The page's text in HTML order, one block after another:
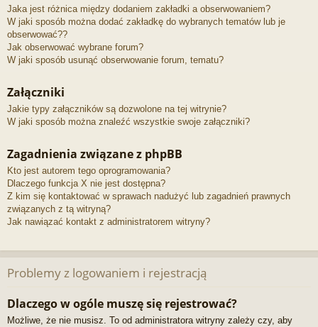
Jaka jest różnica między dodaniem zakładki a obserwowaniem?
W jaki sposób można dodać zakładkę do wybranych tematów lub je
obserwować??
Jak obserwować wybrane forum?
W jaki sposób usunąć obserwowanie forum, tematu?
Załączniki
Jakie typy załączników są dozwolone na tej witrynie?
W jaki sposób można znaleźć wszystkie swoje załączniki?
Zagadnienia związane z phpBB
Kto jest autorem tego oprogramowania?
Dlaczego funkcja X nie jest dostępna?
Z kim się kontaktować w sprawach nadużyć lub zagadnień prawnych
związanych z tą witryną?
Jak nawiązać kontakt z administratorem witryny?
Problemy z logowaniem i rejestracją
Dlaczego w ogóle muszę się rejestrować?
Możliwe, że nie musisz. To od administratora witryny zależy czy, aby